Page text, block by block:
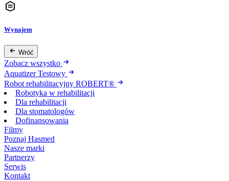
Wynajem
Wróć
Zobacz wszystko
Aquatizer Testowy
Robot rehabilitacyjny ROBERT®
Robotyka w rehabilitacji
Dla rehabilitacji
Dla stomatologów
Dofinansowania
Filmy
Poznaj Hasmed
Nasze marki
Partnerzy
Serwis
Kontakt